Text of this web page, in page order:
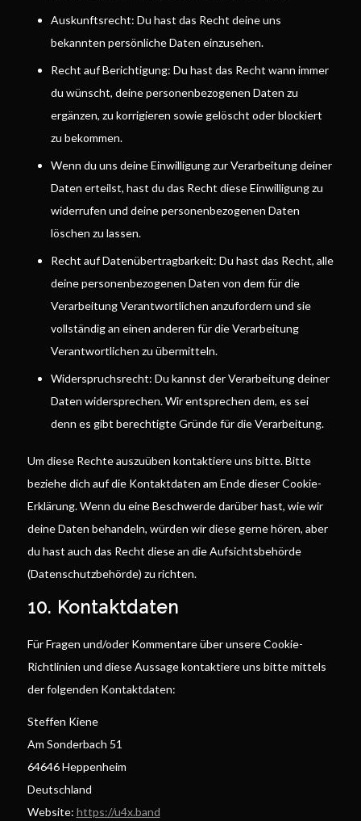
Auskunftsrecht: Du hast das Recht deine uns
bekannten persönliche Daten einzusehen.
Recht auf Berichtigung: Du hast das Recht wann immer
du wünscht, deine personenbezogenen Daten zu
ergänzen, zu korrigieren sowie gelöscht oder blockiert
zu bekommen.
Wenn du uns deine Einwilligung zur Verarbeitung deiner
Daten erteilst, hast du das Recht diese Einwilligung zu
widerrufen und deine personenbezogenen Daten
löschen zu lassen.
Recht auf Datenübertragbarkeit: Du hast das Recht, alle
deine personenbezogenen Daten von dem für die
Verarbeitung Verantwortlichen anzufordern und sie
vollständig an einen anderen für die Verarbeitung
Verantwortlichen zu übermitteln.
Widerspruchsrecht: Du kannst der Verarbeitung deiner
Daten widersprechen. Wir entsprechen dem, es sei
denn es gibt berechtigte Gründe für die Verarbeitung.
Um diese Rechte auszuüben kontaktiere uns bitte. Bitte
beziehe dich auf die Kontaktdaten am Ende dieser Cookie-
Erklärung. Wenn du eine Beschwerde darüber hast, wie wir
deine Daten behandeln, würden wir diese gerne hören, aber
du hast auch das Recht diese an die Aufsichtsbehörde
(Datenschutzbehörde) zu richten.
10. Kontaktdaten
Für Fragen und/oder Kommentare über unsere Cookie-
Richtlinien und diese Aussage kontaktiere uns bitte mittels
der folgenden Kontaktdaten:
Steffen Kiene
Am Sonderbach 51
64646 Heppenheim
Deutschland
Website: https://u4x.band